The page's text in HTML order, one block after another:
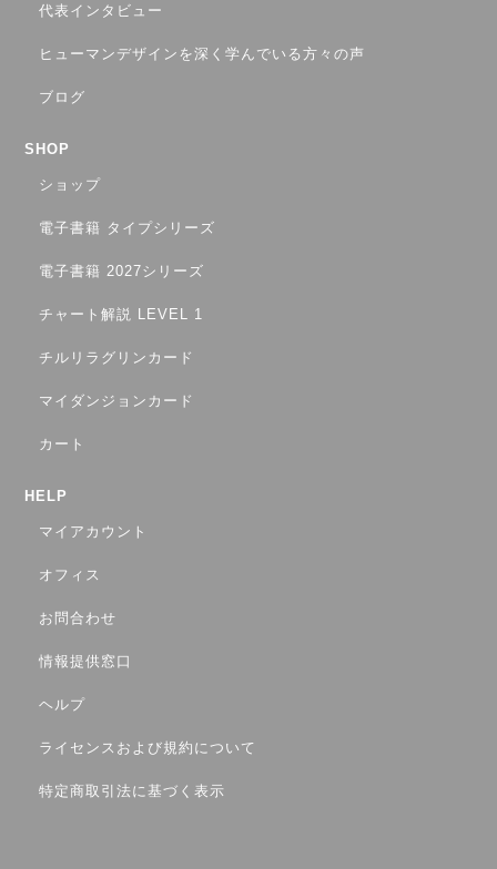
代表インタビュー
ヒューマンデザインを深く学んでいる方々の声
ブログ
SHOP
ショップ
電子書籍 タイプシリーズ
電子書籍 2027シリーズ
チャート解説 LEVEL 1
チルリラグリンカード
マイダンジョンカード
カート
HELP
マイアカウント
オフィス
お問合わせ
情報提供窓口
ヘルプ
ライセンスおよび規約について
特定商取引法に基づく表示